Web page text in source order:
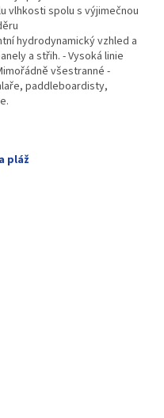
vlhkosti spolu s výjimečnou
hydrodynamický vzhled a
a střih. - Vysoká linie
všestranné -
paddleboardisty,
pláž